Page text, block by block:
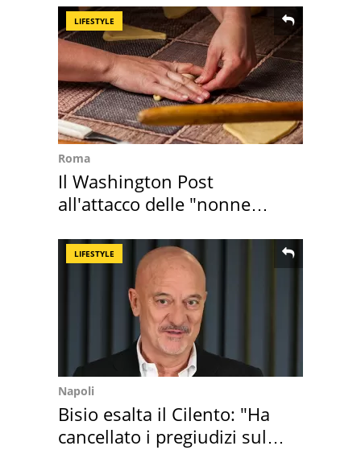
LIFESTYLE
Roma
Il Washington Post
all'attacco delle "nonne
LIFESTYLE
Napoli
Bisio esalta il Cilento: "Ha
cancellato i pregiudizi sul